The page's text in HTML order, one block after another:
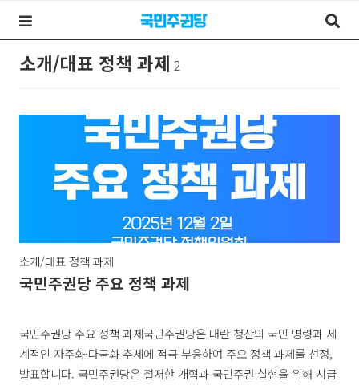
소개/대표 정책 과제 2
소개/대표 정책 과제
국민주권당 주요 정책 과제
국민주권당 주요 정책 과제국민주권당은 내란 청산의 국민 명령과 세
계적인 자주화·다극화 추세에 적극 부응하여 주요 정책 과제를 선정,
발표합니다. 국민주권당은 철저한 개혁과 국민주권 실현을 위해 시급